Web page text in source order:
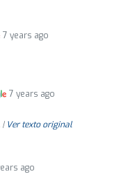
7 years ago
7 years ago
| Ver texto original
ago